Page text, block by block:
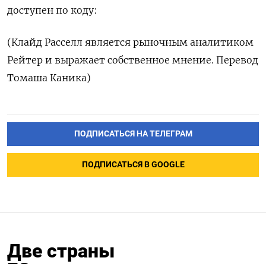
доступен по коду:
(Клайд Расселл является рыночным аналитиком
Рейтер и выражает собственное мнение. Перевод
Томаша Каника)
ПОДПИСАТЬСЯ НА ТЕЛЕГРАМ
ПОДПИСАТЬСЯ В GOOGLE
Две страны